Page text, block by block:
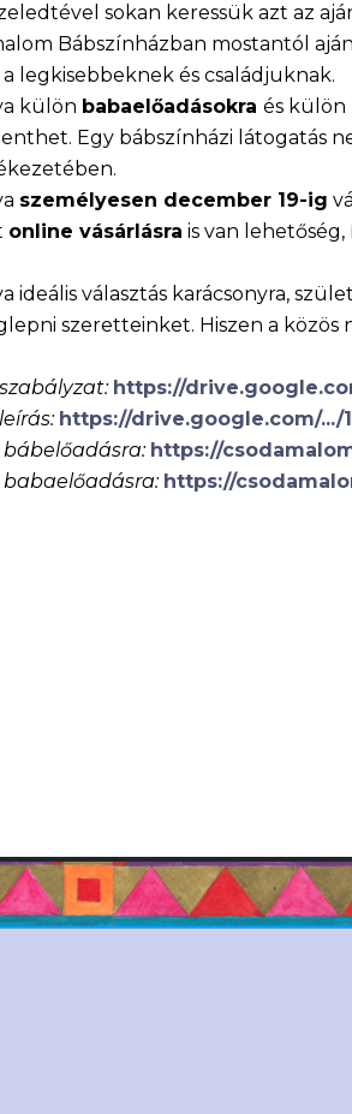
sokan keressük azt az
Bábszínházban mostantól
legkisebbeknek és családjuknak.
külön babaelőadásokra és külön
Egy bábszínházi látogatás
személyesen december 19-ig
online vásárlásra is van
ideális választás karácsonyra,
szeretteinket. Hiszen a közös
https://
https://drive.google.com/.../
https://
babaelőadásra: https://